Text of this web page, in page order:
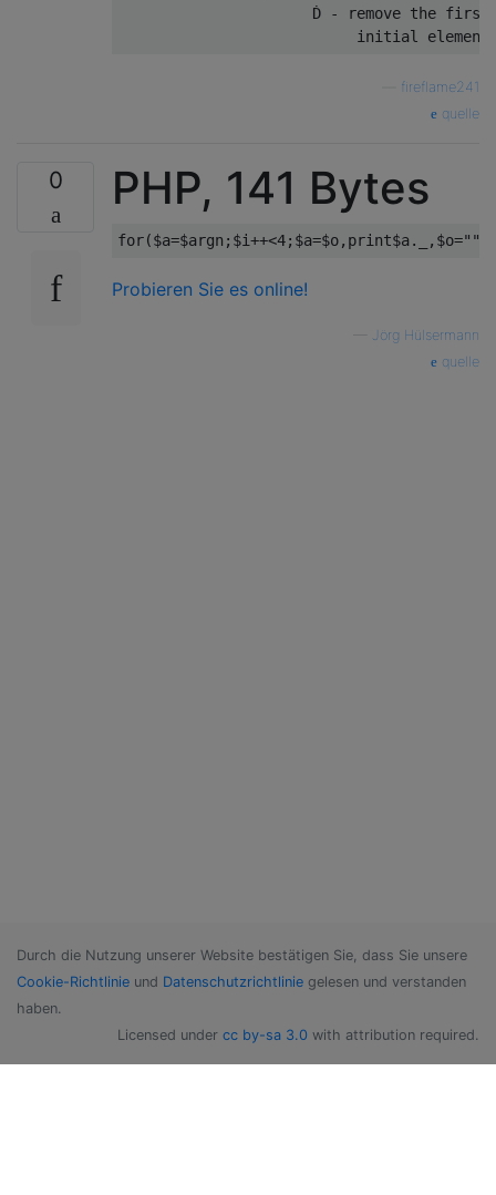
Ḋ - remove the
fireflame241
quelle
0 PHP, 141 Bytes
for($a=$argn ; $i++<4; $a=$o, print$a. , $o=""
Probieren Sie es online!
Jörg Hülsermann
quelle
Durch die Nutzung unserer Website bestätigen Sie, dass Sie unsere
Cookie-Richtlinie und Datenschutzrichtlinie gelesen und verstanden
haben.
Licensed under cc by-sa 3.0 with attribution required.